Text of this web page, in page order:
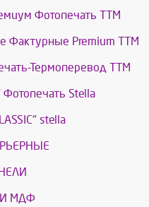
Фотопечать ТТМ
Premium ТТМ
Термоперевод ТТМ
Stella
stella
МДФ